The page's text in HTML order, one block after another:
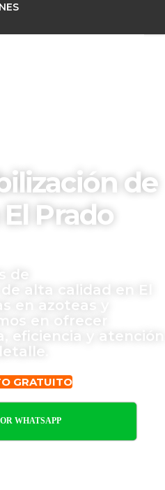
de
Prado
de
alta calidad en El
en azoteas y
en ofrecer
eficiencia y atención
GRATUITO
WHATSAPP